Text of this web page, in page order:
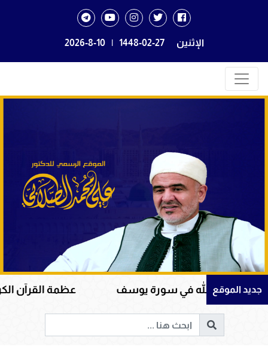
الإثنين 1448-02-27
|
2026-8-10
جديد الموقع
الله في سورة يوسف عظمة القرآن الكريم في